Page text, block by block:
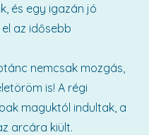
és egy igazán jó
az idősebb
nemcsak mozgás,
is! A régi
maguktól indultak, a
arcára kiült.